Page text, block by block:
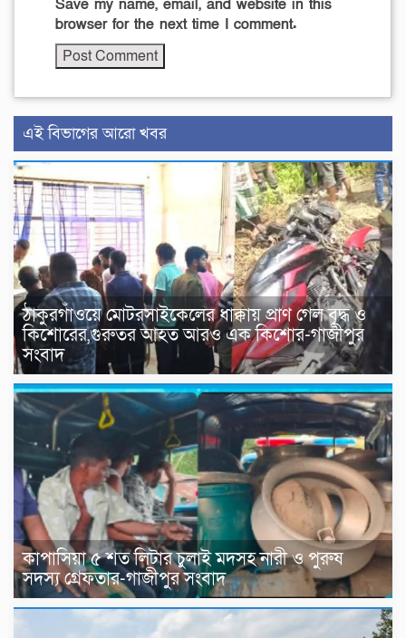
Save my name, email, and website in this
browser for the next time I comment.
এই বিভাগের আরো খবর
ঠাকুরগাঁওয়ে মোটরসাইকেলের ধাক্কায় প্রাণ গেল বৃদ্ধ ও
কিশোরের,গুরুতর আহত আরও এক কিশোর-গাজীপুর
সংবাদ
কাপাসিয়া ৫ শত লিটার চুলাই মদসহ নারী ও পুরুষ
সদস্য গ্রেফতার-গাজীপুর সংবাদ